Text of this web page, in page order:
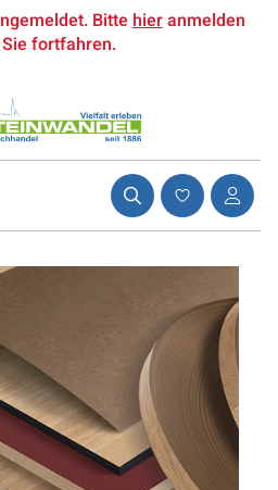
Bittehieranmelden
fortfahren.